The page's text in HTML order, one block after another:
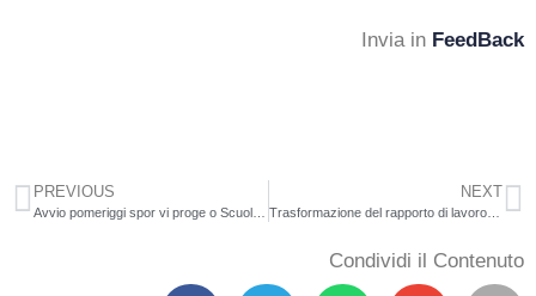
Invia in FeedBack
PREVIOUS NEXT
Trasformazione del rapporto di lavoro da tempo pieno a tempo parziale del personaledocente, educativo, IRC ed ATA – A.S. 2026/2027.
Condividi il Contenuto